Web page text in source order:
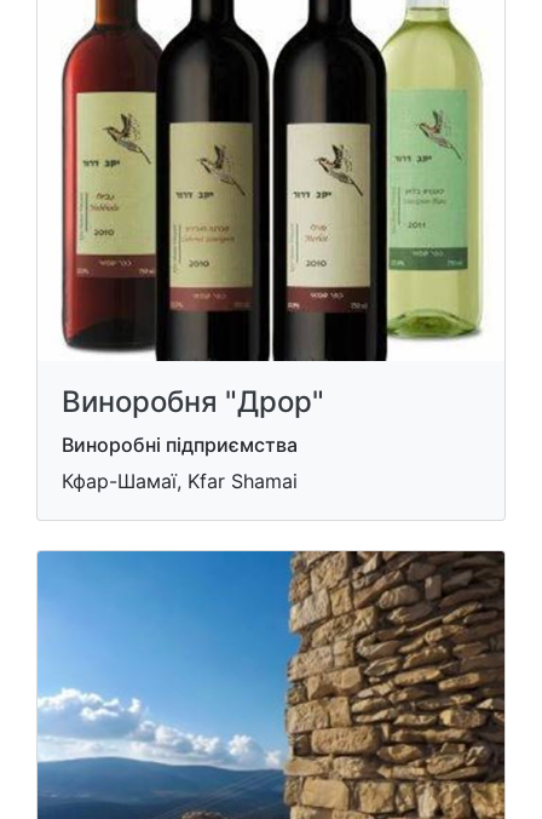
Виноробня "Дрор"
Виноробні підприємства
Кфар-Шамаї, Kfar Shamai